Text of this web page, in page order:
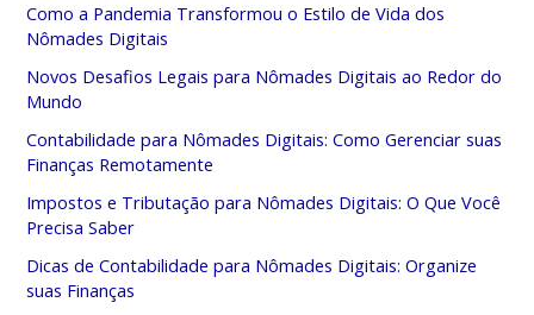
Como a Pandemia Transformou o Estilo de Vida dos
Nômades Digitais
Novos Desafios Legais para Nômades Digitais ao Redor do
Mundo
Contabilidade para Nômades Digitais: Como Gerenciar suas
Finanças Remotamente
Impostos e Tributação para Nômades Digitais: O Que Você
Precisa Saber
Dicas de Contabilidade para Nômades Digitais: Organize
suas Finanças